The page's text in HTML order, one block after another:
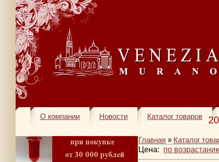
О компании Новости Каталог товаров
Главная » Каталог
Цена: по